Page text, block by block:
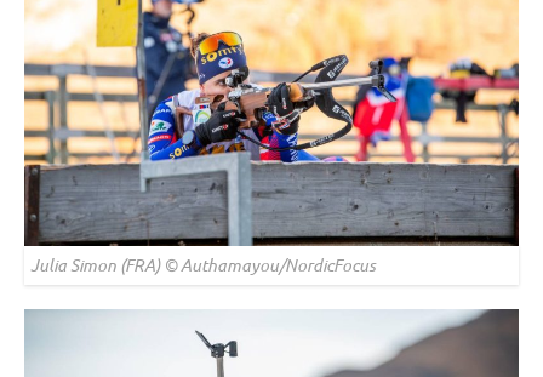
Julia Simon (FRA) © Authamayou/NordicFocus